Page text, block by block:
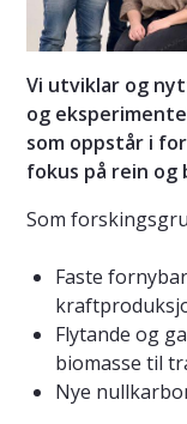
Vi utviklar og
og
som oppstår i
fokus på rein
Som
Faste
Flytande og
biomasse til
Nye